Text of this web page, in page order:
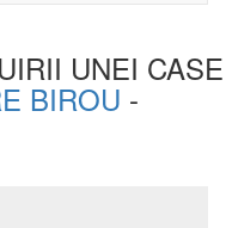
UNEI CASE
BIROU -